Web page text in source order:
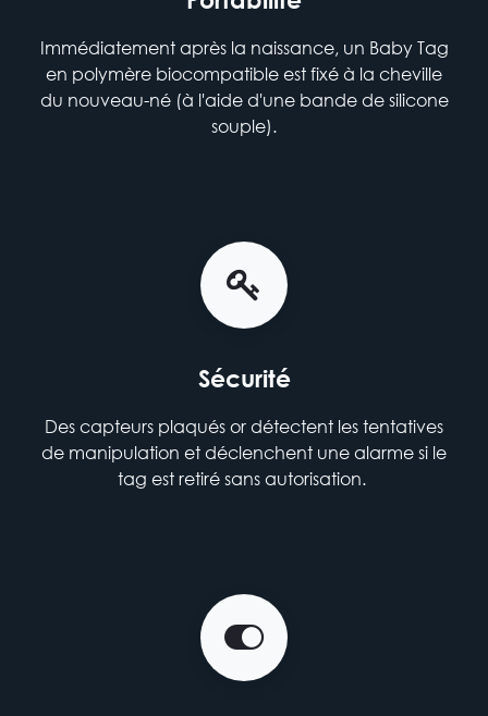
Immédiatement après la naissance, un Baby Tag
en polymère biocompatible est fixé à la cheville
du nouveau-né (à l'aide d'une bande de silicone
souple).
Sécurité
Des capteurs plaqués or détectent les tentatives
de manipulation et déclenchent une alarme si le
tag est retiré sans autorisation.